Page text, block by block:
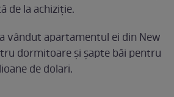
de la achiziție.
vândut apartamentul ei din New
dormitoare și șapte băi pentru
de dolari.